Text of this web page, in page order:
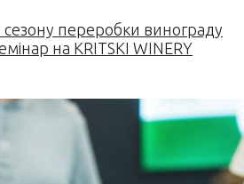
сезону переробки винограду
на KRITSKI WINERY